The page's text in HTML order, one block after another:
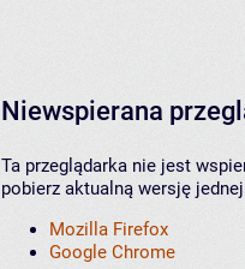
Niewspierana
Ta przeglądarka nie jest
pobierz aktualną wersję
Mozilla Firefox
Google Chrome